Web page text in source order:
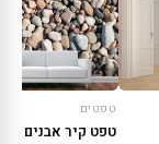
טפטים
טפט קיר אבנים